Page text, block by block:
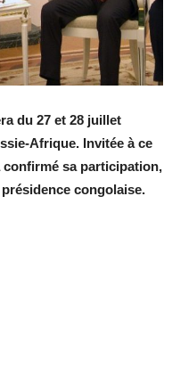
du 27 et 28 juillet
Afrique. Invitée à ce
sa participation,
congolaise.